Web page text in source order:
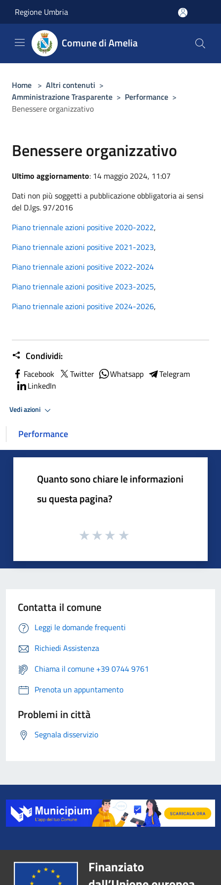
Regione Umbria
Comune di Amelia
Home > Altri contenuti >
Amministrazione Trasparente > Performance >
Benessere organizzativo
Benessere organizzativo
Ultimo aggiornamento: 14 maggio 2024, 11:07
Dati non più soggetti a pubblicazione obbligatoria ai sensi
del D.lgs. 97/2016
Piano triennale azioni positive 2020-2022,
Piano triennale azioni positive 2021-2023,
Piano triennale azioni positive 2022-2024
Piano triennale azioni positive 2023-2025,
Piano triennale azioni positive 2024-2026,
Condividi:
Facebook Twitter Whatsapp
Telegram
LinkedIn
Vedi azioni
Performance
Quanto sono chiare le informazioni
su questa pagina?
Contatta il comune
Leggi le domande frequenti
Richiedi Assistenza
Chiama il comune +39 0744 9761
Prenota un appuntamento
Problemi in città
Segnala disservizio